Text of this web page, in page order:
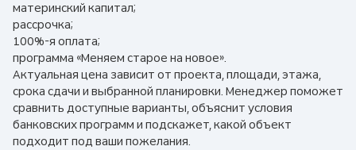
материнский капитал;
рассрочка;
100%-я оплата;
программа «Меняем старое на новое».
Актуальная цена зависит от проекта, площади, этажа,
срока сдачи и выбранной планировки. Менеджер поможет
сравнить доступные варианты, объяснит условия
банковских программ и подскажет, какой объект
подходит под ваши пожелания.